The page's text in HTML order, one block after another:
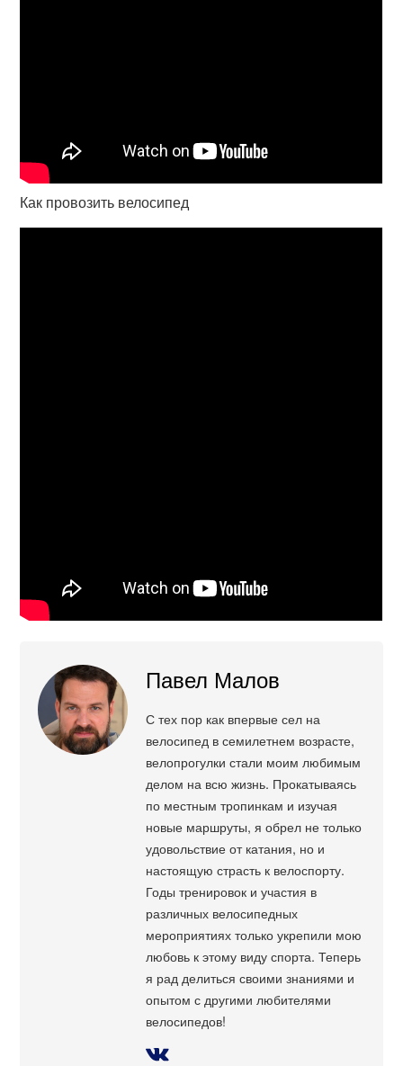
Как провозить велосипед
Павел Малов
С тех пор как впервые сел на
велосипед в семилетнем возрасте,
велопрогулки стали моим любимым
делом на всю жизнь. Прокатываясь
по местным тропинкам и изучая
новые маршруты, я обрел не только
удовольствие от катания, но и
настоящую страсть к велоспорту.
Годы тренировок и участия в
различных велосипедных
мероприятиях только укрепили мою
любовь к этому виду спорта. Теперь
я рад делиться своими знаниями и
опытом с другими любителями
велосипедов!